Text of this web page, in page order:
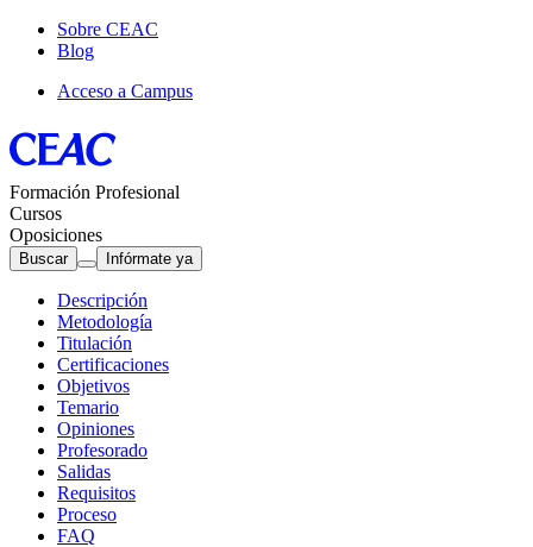
Sobre CEAC
Blog
Acceso a Campus
Formación Profesional
Cursos
Oposiciones
Buscar Infórmate ya
Descripción
Metodología
Titulación
Certificaciones
Objetivos
Temario
Opiniones
Profesorado
Salidas
Requisitos
Proceso
FAQ